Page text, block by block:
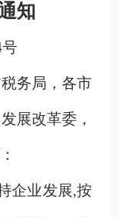
知
务局，各市
展改革委，
企业发展,按